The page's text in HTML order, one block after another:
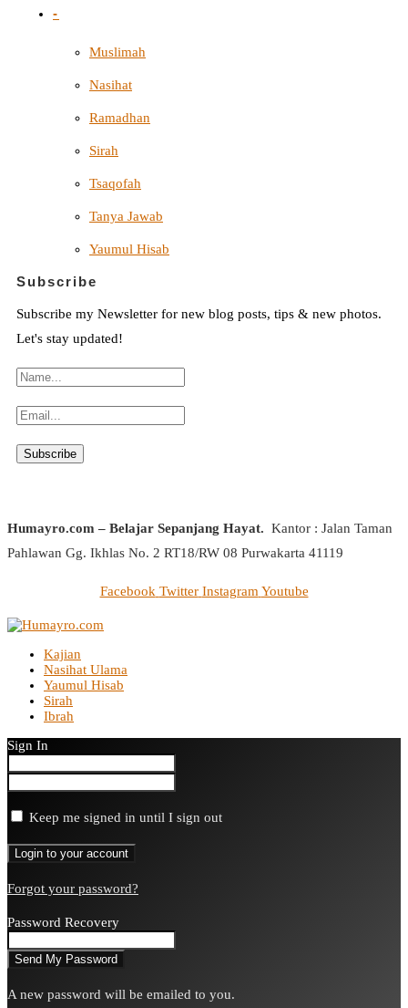
-
Muslimah
Nasihat
Ramadhan
Sirah
Tsaqofah
Tanya Jawab
Yaumul Hisab
Subscribe
Subscribe my Newsletter for new blog posts, tips & new photos.
Let's stay updated!
Humayro.com – Belajar Sepanjang Hayat. Kantor : Jalan Taman
Pahlawan Gg. Ikhlas No. 2 RT18/RW 08 Purwakarta 41119
Facebook Twitter Instagram Youtube
Kajian
Nasihat Ulama
Yaumul Hisab
Sirah
Ibrah
Sign In
Keep me signed in until I sign out
Forgot your password?
Password Recovery
A new password will be emailed to you.